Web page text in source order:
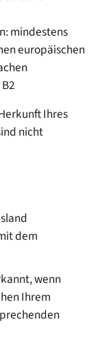
mindestens
europäischen
Ihres
nicht
dem
wenn
Ihrem